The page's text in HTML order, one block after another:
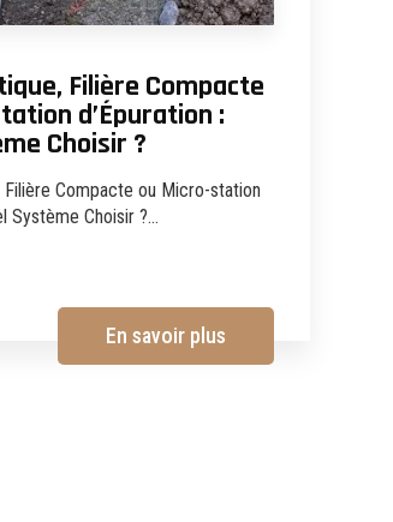
Filière Compacte
d’Épuration :
Choisir ?
Filière Compacte ou Micro-station
Système Choisir ?...
En savoir plus